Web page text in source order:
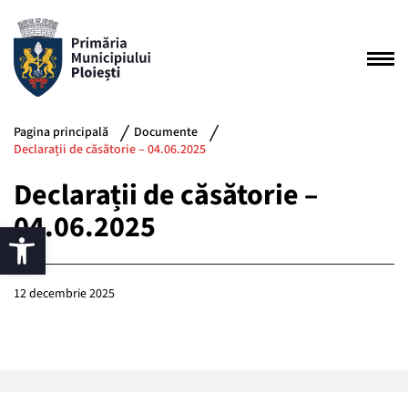
Pagina principală
Documente
Declarații de căsătorie – 04.06.2025
Declarații de căsătorie –
04.06.2025
12 decembrie 2025